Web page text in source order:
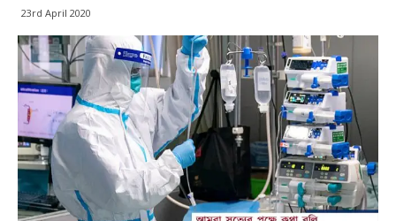
23rd April 2020